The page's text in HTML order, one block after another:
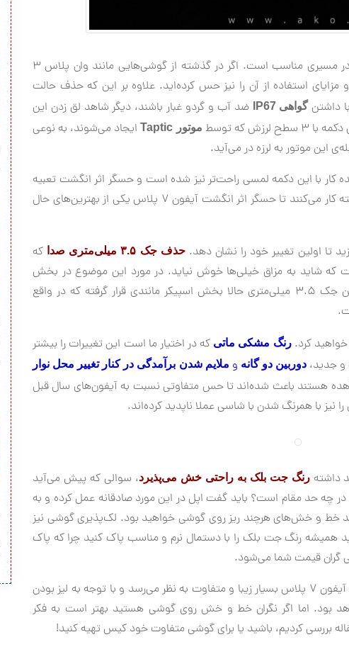
یک تغییر جزئی و خوب در مسیری مناسب است. اگر در گذشته از گوشی‌هایی مانند وان پلاس ۳
استفاده از آن را نیز حس کرده‌اید. علاوه بر این که حذف حالت
داشتنگواهیIP67
ضد آب و گردو غبار باشند، دیگر شاهد لق زدن این
که توسط
موتور Taptic ایجاد می‌شوند، به نوعی
این موتور به لرزه در می‌آید.
که به آی او اس 10 اضافه شده کار با این دکمه لمسی راحت‌تر نیز شده است و حسگر اثر انگشت تعبیه
شده زیر لایه‌ی سطحی این دکمه حتی بهتر از گذشته کار می‌کنند تا حسگر اثر انگشت آیفون 7 پلاس یکی از بهترین‌های حال
تا اولین تغییر خود را نشان دهد.حذف جک ۳.۵ میلی‌متری صدا
که
که شاید به مزاق خیلی‌ها خوش نیاید. در مورد این موضوع در بخش
اسپیکر بیشتر صحبت خواهیم کرد. اما به جای این جک ۳.۵ میلی‌متری حالا بخش اسپیکر مانندی قرار گرفته که در واقع
خواهید کرد.رنگ مشکی ماتی که در اختیار ما است این تغییرات را بیشتر
و جدید، دوربین دو گانه و ملایم شدن برآمدگی در کنار تغییر محل نوار
هستند باعث شده‌اند تا حس متفاوتی نسبت به آیفون‌های سال قبل
نیز با همرنگ شدن با شاسی عملا ناپدید کرده‌اند.
داشتهرنگ جت بلک به راحتی خش می‌پذیرد، سوالی که پیش می‌آید
در چه حد مقام است؟ باید گفت اپل در این مورد صادقانه عمل کرده و به
اول استفاده شاهد خط و خش‌های هرچند ریز روی گوشی خواهید بود. لک‌پذیری گوشی نیز
همیشه رنگ جت بلک را با دستمال نرم و مناسب پاک کنید چرا که پاک
گران قیمت شما می‌شود.
اگر حساسیتی روی این موارد ندارید رنگ جت بلک آیفون 7 پلاس بسیار زیبا و متفاوت به نظر می‌رسد و با توجه به لیز بودن
بود. اما اگر نگران خط و خش روی گوشی هستید بهتر است به فکر
کردیم، باشید یا برای گوشی متفاوت خود کیس تهیه کنید!